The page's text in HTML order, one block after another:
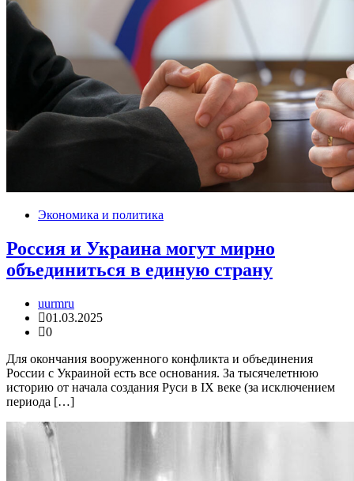
Экономика и политика
Россия и Украина могут мирно
объединиться в единую страну
uurmru
01.03.2025
0
Для окончания вооруженного конфликта и объединения
России с Украиной есть все основания. За тысячелетнюю
историю от начала создания Руси в IX веке (за исключением
периода […]